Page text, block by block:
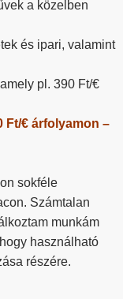
a közelben
és ipari, valamint
pl. 390 Ft/€
Ft/€ árfolyamon –
sokféle
Számtalan
munkám
használható
részére.